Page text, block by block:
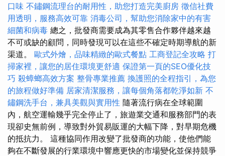
口味 不鏽鋼流理台的耐用性，助您打造完美廚房 徵信社費
用透明，服務高效可靠 消毒公司，幫助您消除家中的有害
細菌和病毒 總之，批發商需要成為其零售合作夥伴越來越
不可或缺的顧問，同時發現可以在這些不確定時期導航的新
渠道。 歐式外燴，品味精緻的歐式餐點 工商登記全攻略 打
掃家裡，讓您的居住環境更舒適 保證第一頁的SEO優化技
巧 殺蟑螂高效方案 整骨專業推薦 換護照的全程指引，為您
的旅程做好準備 居家清潔服務，讓每個角落都乾淨如新 不
鏽鋼洗手台，兼具美觀與實用性 隨著流行病在全球範圍
內，航空運輸幾乎完全停止了，旅遊業交通和服務部門的表
現卻史無前例，導致對外貿易販運的大幅下降，對早期危機
的抵抗力。 這種協同作用改變了批發商的功能，使他們能
夠在不斷發展的行業環境中響應更快的市場變化並保持競爭